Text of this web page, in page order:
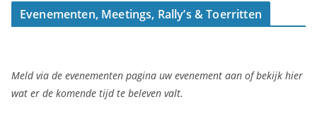
Evenementen, Meetings, Rally’s & Toerritten
Meld via de evenementen pagina uw evenement aan of bekijk hier
wat er de komende tijd te beleven valt.